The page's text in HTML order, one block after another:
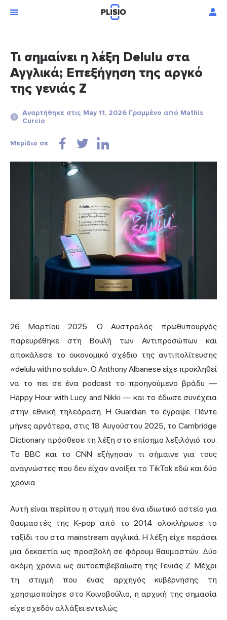
Τι σημαίνει η λέξη Delulu στα
Αγγλικά; Επεξήγηση της αργκό
της γενιάς Z
Αναρτήθηκε στις May 11, 2026 Γραμμένο από Mathis
Curcio
Μερίδιο σε
26 Μαρτίου 2025. Ο Αυστραλός πρωθυπουργός
παρευρέθηκε στη Βουλή των Αντιπροσώπων και
αποκάλεσε το οικονομικό σχέδιο της αντιπολίτευσης
«delulu with no solulu». Ο Anthony Albanese είχε προκληθεί
να το πει σε ένα podcast το προηγούμενο βράδυ —
Happy Hour with Lucy and Nikki — και το έδωσε συνέχεια
στην εθνική τηλεόραση. Η Guardian το έγραψε. Πέντε
μήνες αργότερα, στις 18 Αυγούστου 2025, το Cambridge
Dictionary πρόσθεσε τη λέξη στο επίσημο λεξιλόγιό του.
Το BBC και το CNN εξήγησαν τι σήμαινε για τους
αναγνώστες που δεν είχαν ανοίξει το TikTok εδώ και δύο
χρόνια.
Αυτή είναι περίπου η στιγμή που ένα ιδιωτικό αστείο για
θαυμαστές της K-pop από το 2014 ολοκλήρωσε το
ταξίδι του στα mainstream αγγλικά. Η λέξη είχε περάσει
μια δεκαετία ως προσβολή σε φόρουμ θαυμαστών. Δύο
ακόμη χρόνια ως αυτοεπιβεβαίωση της Γενιάς Ζ. Μέχρι
τη στιγμή που ένας αρχηγός κυβέρνησης τη
χρησιμοποίησε στο Κοινοβούλιο, η αρχική της σημασία
είχε σχεδόν αλλάξει εντελώς.